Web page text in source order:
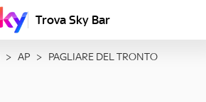
Trova Sky Bar
> AP > PAGLIARE DEL TRONTO